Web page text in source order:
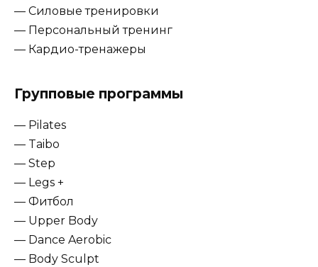
— Силовые тренировки
— Персональный тренинг
— Кардио-тренажеры
Групповые программы
— Pilates
— Taibo
— Step
— Legs +
— Фитбол
— Upper Body
— Dance Aerobic
— Body Sculpt